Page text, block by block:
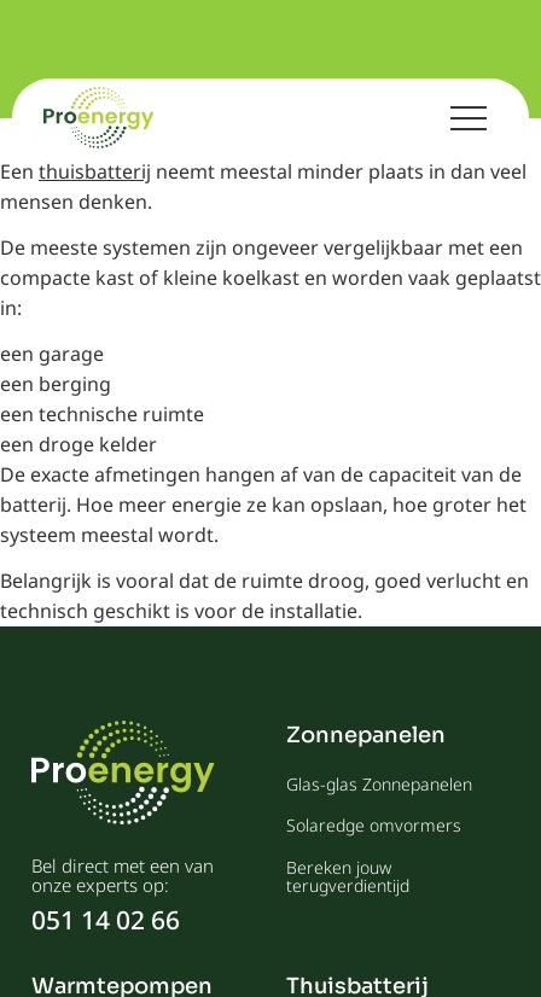
Een thuisbatterij neemt meestal minder plaats in dan veel
mensen denken.
De meeste systemen zijn ongeveer vergelijkbaar met een
compacte kast of kleine koelkast en worden vaak geplaatst
in:
een garage
een berging
een technische ruimte
een droge kelder
De exacte afmetingen hangen af van de capaciteit van de
batterij. Hoe meer energie ze kan opslaan, hoe groter het
systeem meestal wordt.
Belangrijk is vooral dat de ruimte droog, goed verlucht en
technisch geschikt is voor de installatie.
Bel direct met een van
onze experts op:
051 14 02 66
Zonnepanelen
Glas-glas Zonnepanelen
Solaredge omvormers
Bereken jouw
terugverdientijd
Warmtepompen Thuisbatterij